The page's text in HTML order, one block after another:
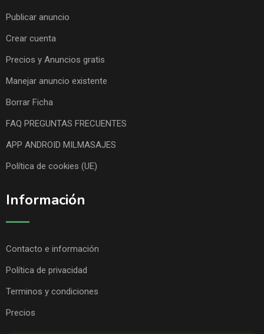
Publicar anuncio
Crear cuenta
Precios y Anuncios gratis
Manejar anuncio existente
Borrar Ficha
FAQ PREGUNTAS FRECUENTES
APP ANDROID MILMASAJES
Política de cookies (UE)
Información
Contacto e información
Política de privacidad
Terminos y condiciones
Precios